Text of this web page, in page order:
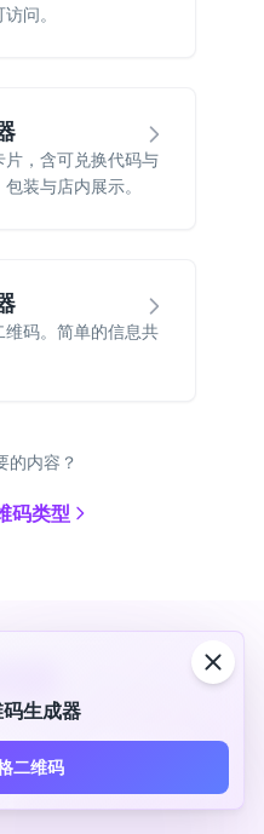
问。
，含可兑换代码与
装与店内展示。
码。简单的信息共
的内容？
码类型
生成器
二维码二维码了